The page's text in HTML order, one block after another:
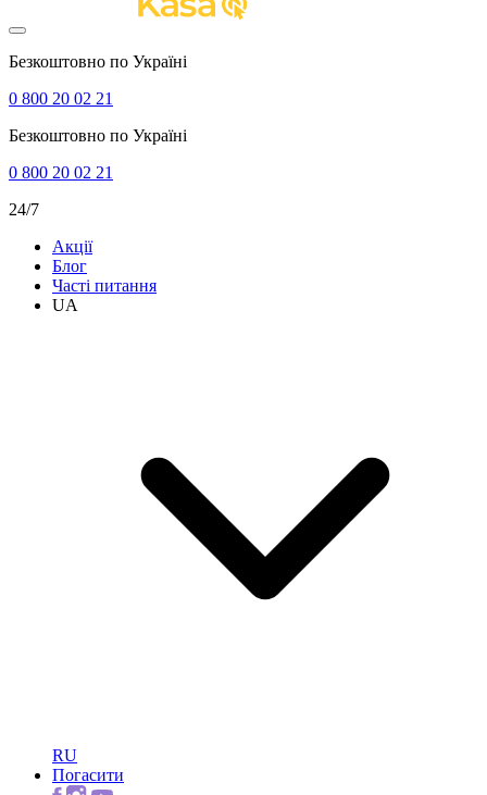
Безкоштовно по Україні
0 800 20 02 21
Безкоштовно по Україні
0 800 20 02 21
24/7
Акції
Блог
Часті питання
UA
RU
Погасити